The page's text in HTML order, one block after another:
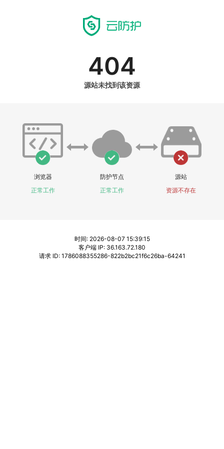
404
源站未找到该资源
浏览器
正常工作
防护节点
正常工作
源站
资源不存在
时间: 2026-08-07 15:39:15
客户端 IP: 36.163.72.180
请求 ID: 1786088355286-822b2bc21f6c26ba-64241